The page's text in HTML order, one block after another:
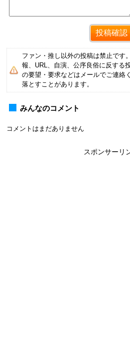
ファン・推し以外の投稿は禁止です
報、URL、自演、公序良俗に反する
の要望・要求などはメールでご連絡
落とすことがあります。
みんなのコメント
コメントはまだありません
スポンサーリ